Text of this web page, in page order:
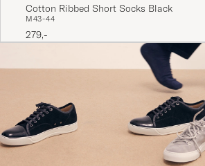
Cotton Ribbed Short Socks Black
M43-44
279,-